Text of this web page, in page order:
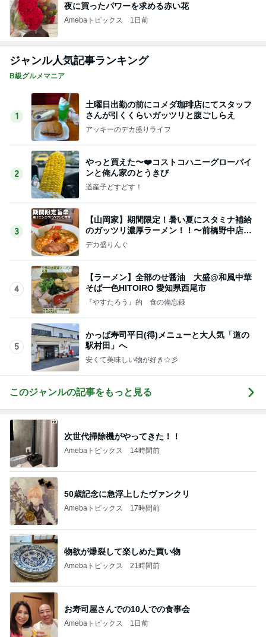
夜に買ったパワーを求める赤い花
Amebaトピックス 1日前
ジャンル人気記事ランキング
B級グルメマニア
1
土曜日出勤の前にコメダ珈琲店にてスタッフ
さんが引くくらいガッツリと腹ごしらえ
アッキーのデカ盛りライフ
2
やっと買えた〜❤️コストコハニーグローパイ
ンと俺ん家のとうきび
道産子どすどす！
3
【山岡家】期間限定！暑い夏にスタミナ補給
のガッツリ濃厚ラーメン！！〜前橋野中店さ
ん〜
デカ盛りんぐ
4
【ラーメン】全部のせ醤油 大盛@和風中華
そば一色HITOIRO 愛知県西尾市
『やすたろう』的 食の備忘録
5
かっぱ寿司平日(得)メニューと大人気「道の
駅村田」へ
安くて美味しい物が好き☆彡
このジャンルの記事をもっと見る
次世代掃除機がやってきた！！
Amebaトピックス 14時間前
50歳記念に急浮上したヴァンクリ
Amebaトピックス 17時間前
物欲が爆裂して楽しめた買い物
Amebaトピックス 21時間前
お寿司屋さんでの10人での食事会
Amebaトピックス 1日前